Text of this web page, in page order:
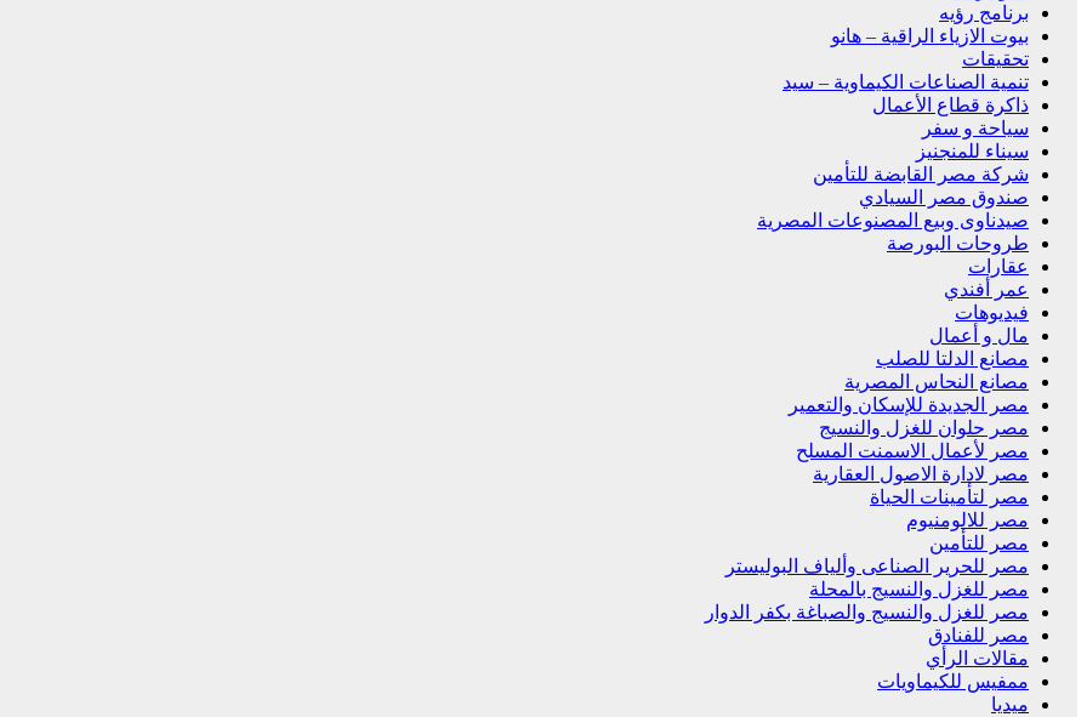
برنامج رؤيه
بيوت الازياء الراقية – هانو
تحقيقات
تنمية الصناعات الكيماوية – سيد
ذاكرة قطاع الأعمال
سياحة و سفر
سيناء للمنجنيز
شركة مصر القابضة للتأمين
صندوق مصر السيادي
صيدناوى وبيع المصنوعات المصرية
طروحات البورصة
عقارات
عمر أفندي
فيديوهات
مال و أعمال
مصانع الدلتا للصلب
مصانع النحاس المصرية
مصر الجديدة للإسكان والتعمير
مصر حلوان للغزل والنسيج
مصر لأعمال الاسمنت المسلح
مصر لادارة الاصول العقارية
مصر لتأمينات الحياة
مصر للالومنيوم
مصر للتأمين
مصر للحرير الصناعى وألياف البوليستر
مصر للغزل والنسيج بالمحلة
مصر للغزل والنسيج والصباغة بكفر الدوار
مصر للفنادق
مقالات الرأي
ممفيس للكيماويات
ميديا